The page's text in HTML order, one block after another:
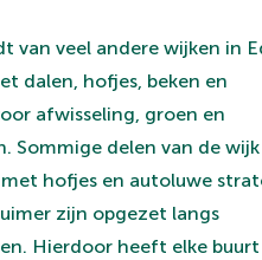
van veel andere wijken in
dalen, hofjes, beken en
afwisseling, groen en
Sommige delen van de wijk
hofjes en autoluwe
zijn opgezet langs
Hierdoor heeft elke buurt